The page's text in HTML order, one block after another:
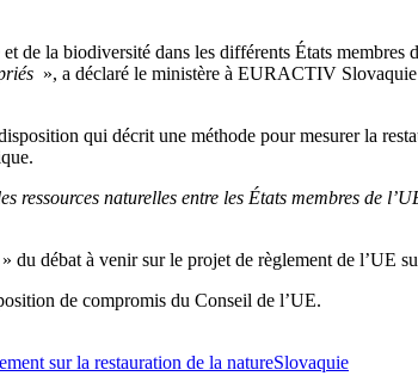
de la biodiversité dans les différents États
», a déclaré le ministère à EURACTIV
qui décrit une méthode pour mesurer la
ressources naturelles entre les États membres de
du débat à venir sur le projet de règlement de l’UE
de compromis du Conseil de l’UE.
sur la restauration de la natureSlovaquie